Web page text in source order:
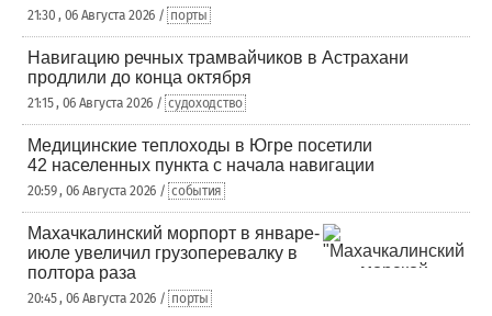
21:30 , 06 Августа 2026 / порты
Навигацию речных трамвайчиков в Астрахани
продлили до конца октября
21:15 , 06 Августа 2026 / судоходство
Медицинские теплоходы в Югре посетили
42 населенных пункта с начала навигации
20:59 , 06 Августа 2026 / события
Махачкалинский морпорт в январе-
июле увеличил грузоперевалку в
полтора раза
20:45 , 06 Августа 2026 / порты